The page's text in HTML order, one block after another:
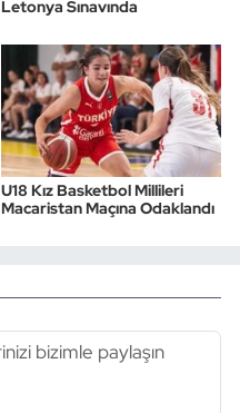
Letonya Sınavında
U18 Kız Basketbol Millileri
Macaristan Maçına Odaklandı